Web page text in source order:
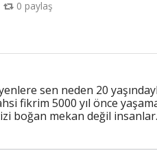
0 paylaş
sen neden 20
fikrim 5000 yıl önce
boğan mekan değil insanlar.